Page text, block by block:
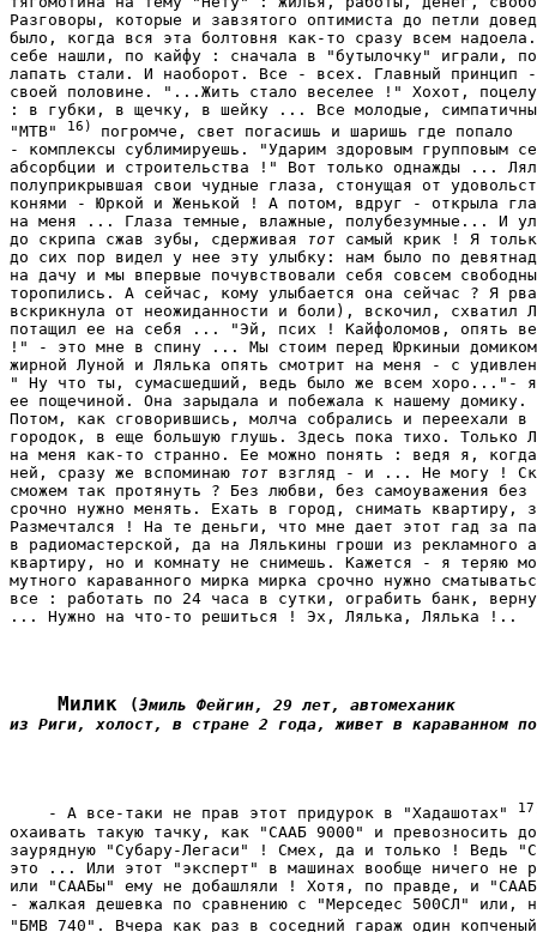
Разговоры, которые и завзятого оптимиста до петли
было, когда вся эта болтовня как-то сразу всем
себе нашли, по кайфу : сначала в "бутылочку" играли,
лапать стали. И наоборот. Все - всех. Главный принцип
своей половине. "...Жить стало веселее !" Хохот,
: в губки, в щечку, в шейку ... Все молодые,
"МТВ"
16) погромче, свет погасишь и шаришь где попало
- комплексы сублимируешь. "Ударим здоровым групповым
абсорбции и строительства !" Вот только однажды ...
полуприкрывшая свои чудные глаза, стонущая от
конями - Юркой и Женькой ! А потом, вдруг - открыла
на меня ... Глаза темные, влажные, полубезумные... И
до скрипа сжав зубы, сдерживая
тот самый крик ! Я
до сих пор видел у нее эту улыбку: нам было по
на дачу и мы впервые почувствовали себя совсем
торопились. А сейчас, кому улыбается она сейчас ? Я
вскрикнула от неожиданности и боли), вскочил, схватил
потащил ее на себя ... "Эй, псих ! Кайфоломов, опять
!" - это мне в спину ... Мы стоим перед Юркиныи домиком
жирной Луной и Лялька опять смотрит на меня - с
" Ну что ты, сумасшедший, ведь было же всем хоро..."- я
ее пощечиной. Она зарыдала и побежала к нашему
Потом, как сговорившись, молча собрались и переехали в
городок, в еще большую глушь. Здесь пока тихо. Только
на меня как-то странно. Ее можно понять : ведя я,
ней, сразу же вспоминаю тот взгляд - и ... Не могу !
сможем так протянуть ? Без любви, без самоуважения
срочно нужно менять. Ехать в город, снимать квартиру,
Размечтался ! На те деньги, что мне дает этот гад за
в радиомастерской, да на Лялькины гроши из рекламного
квартиру, но и комнату не снимешь. Кажется - я теряю
мутного караванного мирка мирка срочно нужно
все : работать по 24 часа в сутки, ограбить банк,
... Нужно на что-то решиться ! Эх, Лялька, Лялька !..
Милик (Эмиль Фейгин, 29 лет, автомеханик
из Риги, холост, в стране 2 года, живет в караванном
- А все-таки не прав этот придурок в "Хадашотах"
охаивать такую тачку, как "СААБ 9000" и превозносить
заурядную "Субару-Легаси" ! Смех, да и только ! Ведь
это ... Или этот "эксперт" в машинах вообще ничего не
или "СААБы" ему не добашляли ! Хотя, по правде, и
- жалкая дешевка по сравнению с "Мерседес 500СЛ" или,
"БМВ 740". Вчера как раз в соседний гараж один